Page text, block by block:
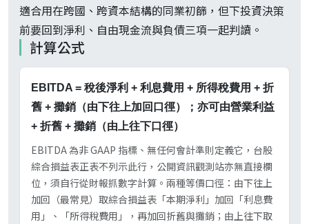
適合用在跨國、跨資本結構的同業初篩，但下投資決策
前要回到淨利、自由現金流與負債三項一起判讀。
計算公式
EBITDA = 稅後淨利 + 利息費用 + 所得稅費用 + 折
舊 + 攤銷（由下往上加回口徑）；亦可由營業利益
+ 折舊 + 攤銷（由上往下口徑）
EBITDA 為非 GAAP 指標、無任何會計準則定義它，台股
綜合損益表正表不列示此行，公開資訊觀測站亦無直接欄
位，須自行從財報抓數字計算。兩種等價口徑：由下往上
加回（最常見）取綜合損益表「本期淨利」加回「利息費
用」、「所得稅費用」，再加回折舊與攤銷；由上往下取